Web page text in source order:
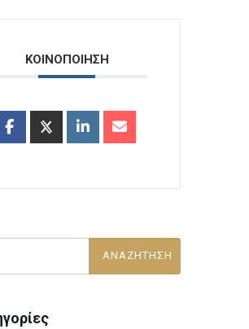
ΚΟΙΝΟΠΟΙΗΣΗ